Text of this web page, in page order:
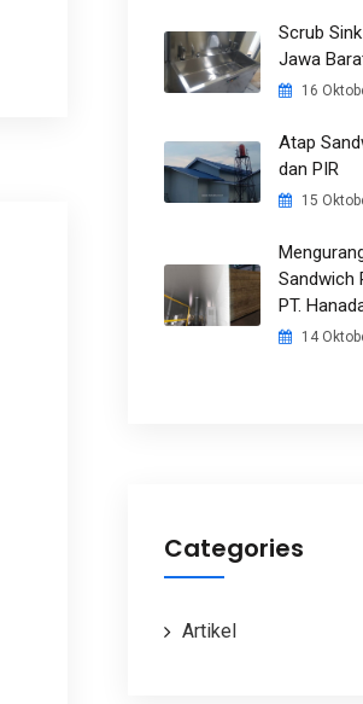
Scrub
Jawa
16
Atap
dan PIR
15
Sandwich
PT.
14
Categories
Artikel